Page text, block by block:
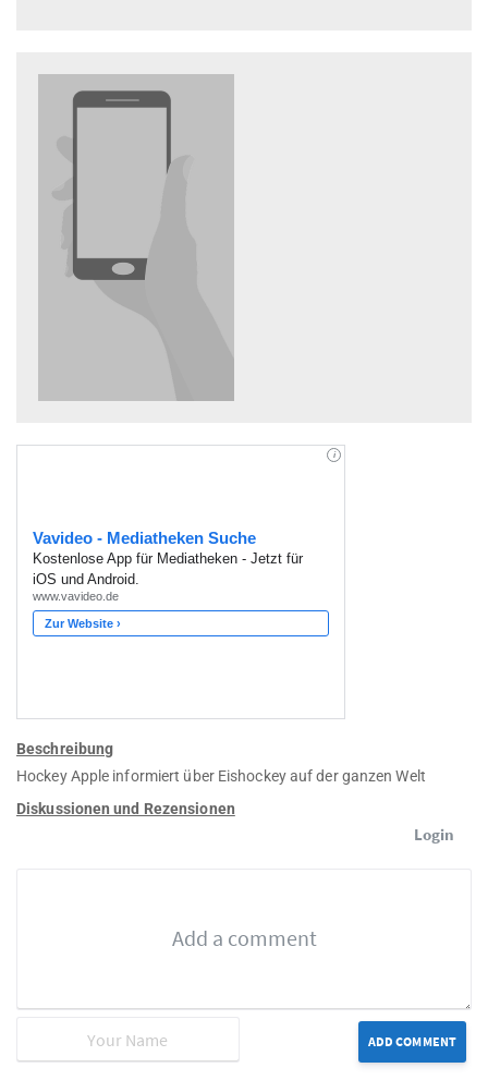
Beschreibung
Hockey Apple informiert über Eishockey auf der ganzen Welt
Diskussionen und Rezensionen
Login
ADD COMMENT